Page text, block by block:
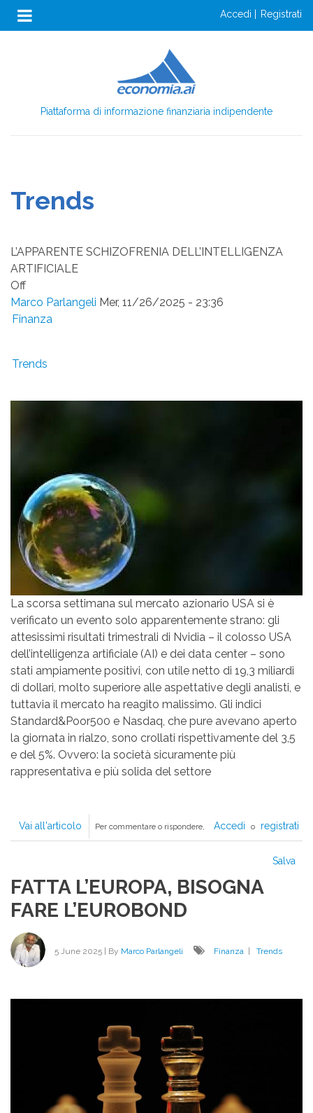
SaltaAnon
Menu
accedi registrati
Piattaforma di informazione finanziaria indipendente
Trends
L’APPARENTE SCHIZOFRENIA DELL’INTELLIGENZA
ARTIFICIALE
Off
Marco Parlangeli Mer, 11/26/2025 - 23:36
Finanza
Trends
La scorsa settimana sul mercato azionario USA si è
verificato un evento solo apparentemente strano: gli
attesissimi risultati trimestrali di Nvidia – il colosso USA
dell’intelligenza artificiale (AI) e dei data center – sono
stati ampiamente positivi, con utile netto di 19,3 miliardi
di dollari, molto superiore alle aspettative degli analisti, e
tuttavia il mercato ha reagito malissimo. Gli indici
Standard&Poor500 e Nasdaq, che pure avevano aperto
la giornata in rialzo, sono crollati rispettivamente del 3,5
e del 5%. Ovvero: la società sicuramente più
rappresentativa e più solida del settore
Vai all'articolo L’APPARENTE
SCHIZOFRENIA
Per commentare o rispondere, Accedi o registrati
Salva
FATTA L’EUROPA, BISOGNA
FARE L’EUROBOND
5 June 2025 | By Marco Parlangeli Finanza | Trends